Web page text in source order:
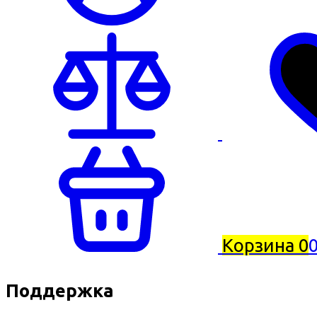
Корзина 0
Поддержка